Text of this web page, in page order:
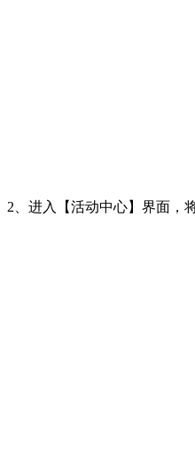
2、进入【活动中心】界面，